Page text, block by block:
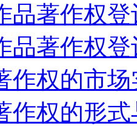
品著作权
品著作权
作权的市
作权的形